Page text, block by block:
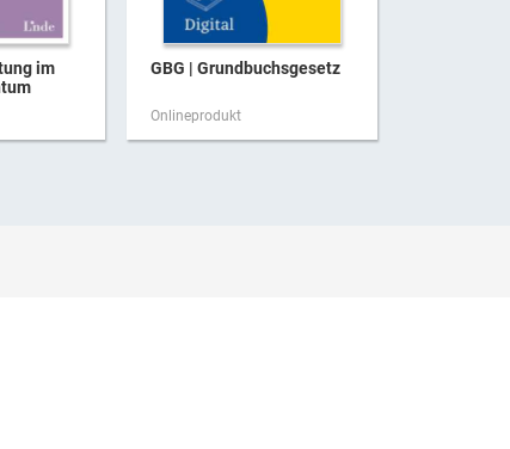
im
GBG | Grundbuchsgesetz
Onlineprodukt